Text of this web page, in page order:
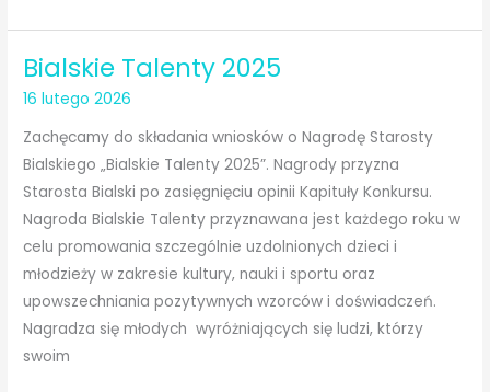
Tradycji
Wielkanocnych
w
–
zaproszenie
Bialskie Talenty 2025
16 lutego 2026
Zachęcamy do składania wniosków o Nagrodę Starosty
Bialskiego „Bialskie Talenty 2025”. Nagrody przyzna
Starosta Bialski po zasięgnięciu opinii Kapituły Konkursu.
Nagroda Bialskie Talenty przyznawana jest każdego roku w
celu promowania szczególnie uzdolnionych dzieci i
młodzieży w zakresie kultury, nauki i sportu oraz
upowszechniania pozytywnych wzorców i doświadczeń.
Nagradza się młodych wyróżniających się ludzi, którzy
swoim